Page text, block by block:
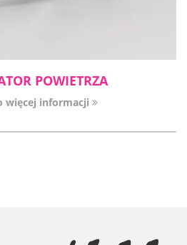
POWIETRZA
więcej informacji